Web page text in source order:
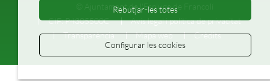
© Ajuntament de l'Espluga de Francolí
CIF: P4305500C
Avís legal i política de privacitat
Transparència
Mapa web Crèdits
Rebutjar-les totes
Configurar les cookies